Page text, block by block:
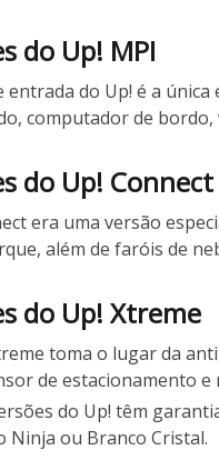
do Up! MPI
entrada do Up! é a
computador de
do Up! Connect
era uma versão
além de faróis de
do Up! Xtreme
toma o lugar da
de estacionamento
do Up! têm
Ninja ou Branco Cristal.